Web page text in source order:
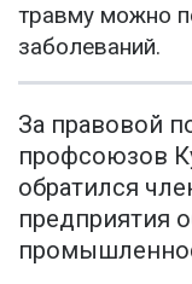
травму можно
заболеваний.
За правовой
профсоюзов
обратился
предприятия